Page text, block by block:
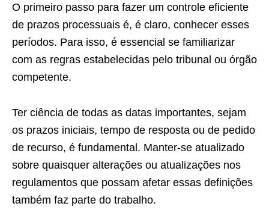
O primeiro passo para fazer um controle eficiente
de prazos processuais é, é claro, conhecer esses
períodos. Para isso, é essencial se familiarizar
com as regras estabelecidas pelo tribunal ou órgão
competente.
Ter ciência de todas as datas importantes, sejam
os prazos iniciais, tempo de resposta ou de pedido
de recurso, é fundamental. Manter-se atualizado
sobre quaisquer alterações ou atualizações nos
regulamentos que possam afetar essas definições
também faz parte do trabalho.